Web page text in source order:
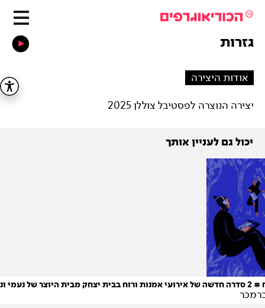
גזרות
אודות היצירה
יצירה הנוצרה לפסטיבל צוללן 2025
יכול גם לעניין אותך
של נעמי ונטע